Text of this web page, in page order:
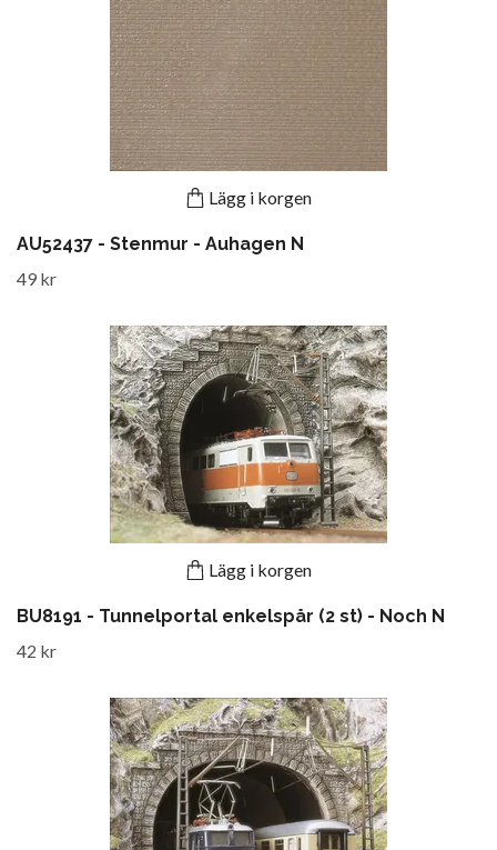
Lägg i korgen
AU52437 - Stenmur - Auhagen N
49 kr
Lägg i korgen
BU8191 - Tunnelportal enkelspår (2 st) - Noch N
42 kr